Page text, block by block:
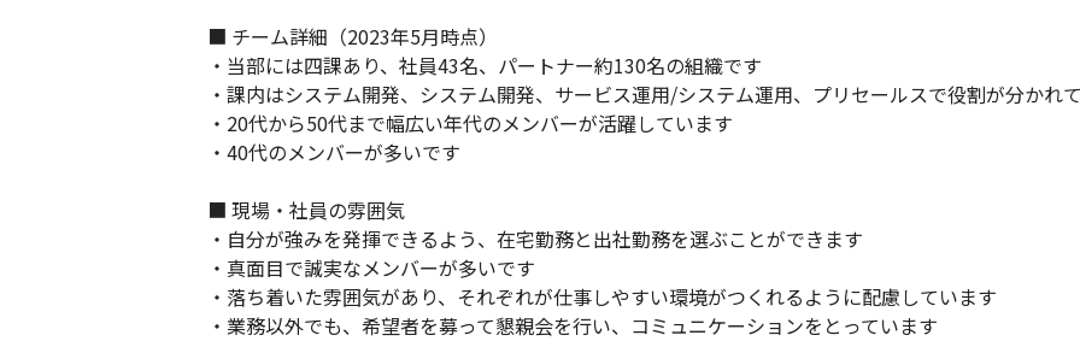
■ チーム詳細（2023年5月時点）
・当部には四課あり、社員43名、パートナー約130名の組織です
・課内はシステム開発、システム開発、サービス運用/システム運用、プリセールスで役割が分かれ
・20代から50代まで幅広い年代のメンバーが活躍しています
・40代のメンバーが多いです
■ 現場・社員の雰囲気
・自分が強みを発揮できるよう、在宅勤務と出社勤務を選ぶことができます
・真面目で誠実なメンバーが多いです
・落ち着いた雰囲気があり、それぞれが仕事しやすい環境がつくれるように配慮しています
・業務以外でも、希望者を募って懇親会を行い、コミュニケーションをとっています